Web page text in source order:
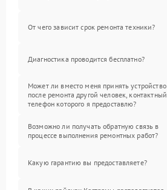
От чего зависит срок ремонта техники?
Диагностика проводится бесплатно?
Может ли вместо меня принять устройство
после ремонта другой человек, контактный
телефон которого я предоставлю?
Возможно ли получать обратную связь в
процессе выполнения ремонтных работ?
Какую гарантию вы предоставляете?